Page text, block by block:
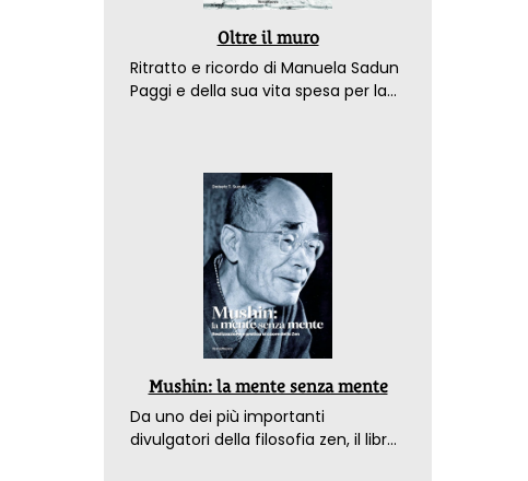
Oltre il muro
Ritratto e ricordo di Manuela Sadun
Paggi e della sua vita spesa per la
Mushin: la mente senza mente
Da uno dei più importanti
divulgatori della filosofia zen, il libro